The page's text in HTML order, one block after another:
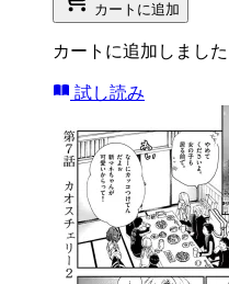
カートに追加
カートに追加しました
試し読み